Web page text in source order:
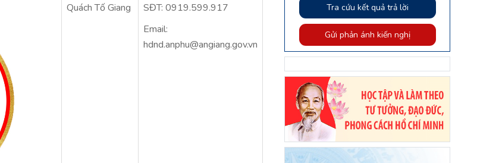
Quách Tố Giang
SĐT: 0919.599.917
Email:
hdnd.anphu@angiang.gov.vn
Tra cứu kết quả trả lời
Gửi phản ánh kiến nghị